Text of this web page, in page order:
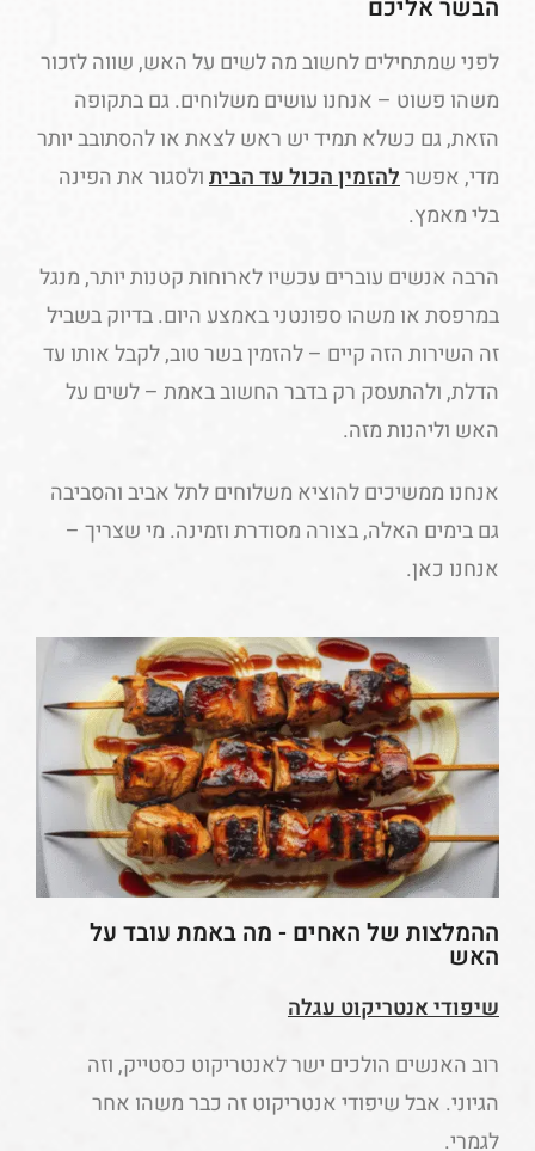
לפני שמתחילים לחשוב מה לשים על האש, שווה לזכור
משהו פשוט – אנחנו עושים משלוחים. גם בתקופה
הזאת, גם כשלא תמיד יש ראש לצאת או להסתובב יותר
מדי, אפשרלהזמין הכול עד הבית ולסגור את הפינה
בלי מאמץ.
הרבה אנשים עוברים עכשיו לארוחות קטנות יותר, מנגל
במרפסת או משהו ספונטני באמצע היום. בדיוק בשביל
זה השירות הזה קיים – להזמין בשר טוב, לקבל אותו עד
הדלת, ולהתעסק רק בדבר החשוב באמת – לשים על
האש וליהנות מזה.
אנחנו ממשיכים להוציא משלוחים לתל אביב והסביבה
גם בימים האלה, בצורה מסודרת וזמינה. מי שצריך –
אנחנו כאן.
ההמלצות של האחים - מה באמת עובד על
האש
שיפודי אנטריקוט עגלה
רוב האנשים הולכים ישר לאנטריקוט כסטייק, וזה
הגיוני. אבל שיפודי אנטריקוט זה כבר משהו אחר
לגמרי.